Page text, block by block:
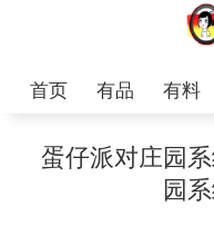
首页 有品 有料
蛋仔派对庄园
园